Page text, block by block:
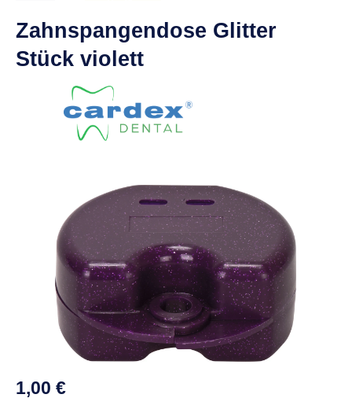
Zahnspangendose Glitter
Stück violett
Abbildungen können vom Original abweichen.
Regulärer Preis:
1,00 €